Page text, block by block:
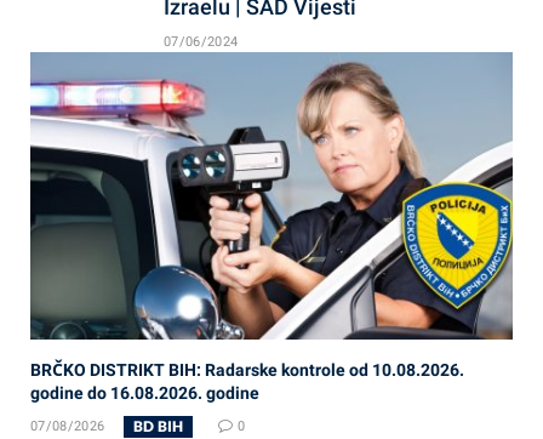
Izraelu | SAD Vijesti
07/06/2024
BRČKO DISTRIKT BIH: Radarske kontrole od 10.08.2026.
godine do 16.08.2026. godine
07/08/2026 BD BIH 0